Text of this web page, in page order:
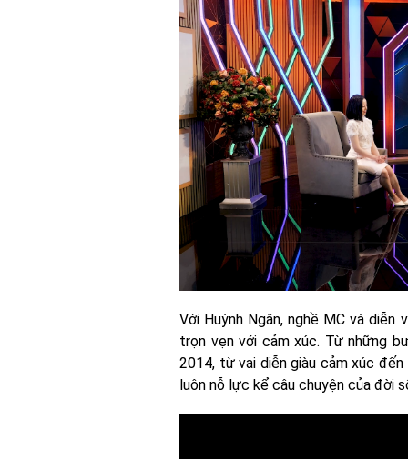
Với Huỳnh Ngân, nghề MC và
trọn vẹn với cảm xúc. Từ những
2014, từ vai diễn giàu cảm xúc
luôn nỗ lực kể câu chuyện của đời